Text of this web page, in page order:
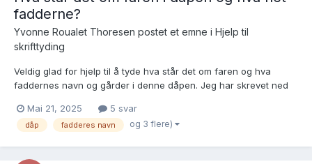
fadderne?
Yvonne Roualet Thoresen postet et emne i Hjelp til
skrifttyding
Veldig glad for hjelp til å tyde hva står det om faren og hva
faddernes navn og gårder i denne dåpen. Jeg har skrevet ned
nr. 15 her https://www.digitalarkivet.no/kb20070603300347 Fødte
og døpte 1816, Elverum prestekontor, AV...
Mai 21, 2025 5 svar
dåp fadderes navn og 3 flere)